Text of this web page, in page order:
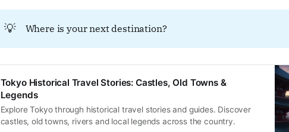
💡 Where is your next destination?
Tokyo Historical Travel Stories: Castles, Old Towns &
Legends
Explore Tokyo through historical travel stories and guides. Discover
castles, old towns, rivers and local legends across the country.